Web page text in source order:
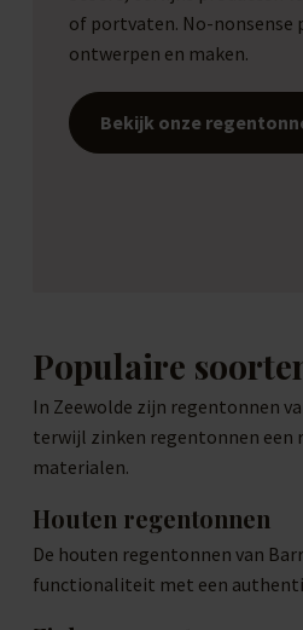
of portvaten. No-nonsense
ontwerpen en maken.
Bekijk onze
Populaire
In Zeewolde zijn regentonnen
terwijl zinken regentonnen een
materialen.
Houten regentonnen
De houten regentonnen van
functionaliteit met een